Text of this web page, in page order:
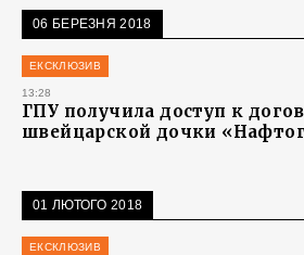
06 БЕРЕЗНЯ 2018
ЕКСКЛЮЗИВ
13:28
ГПУ получила доступ к
швейцарской дочки
01 ЛЮТОГО 2018
ЕКСКЛЮЗИВ